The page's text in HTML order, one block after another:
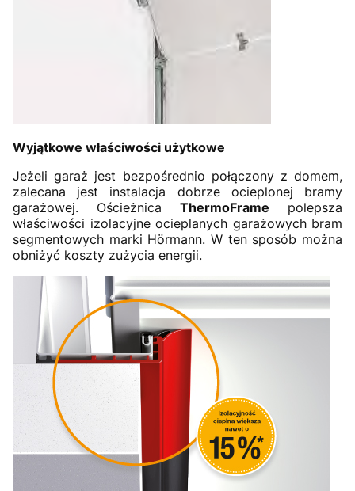
Wyjątkowe właściwości użytkowe
Jeżeli garaż jest bezpośrednio połączony z domem,
zalecana jest instalacja dobrze ocieplonej bramy
garażowej. Ościeżnica ThermoFrame polepsza
właściwości izolacyjne ocieplanych garażowych bram
segmentowych marki Hörmann. W ten sposób można
obniżyć koszty zużycia energii.